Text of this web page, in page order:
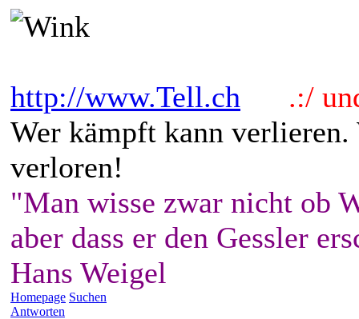
http://www.Tell.ch
.:/
Wer kämpft kann
verloren!
"Man wisse zwar nicht ob
aber dass er den Gessler
Hans Weigel
Homepage Suchen
Antworten